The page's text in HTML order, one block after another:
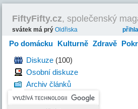
FiftyFifty.cz, společenský
svátek má prýOldřiska
Po domácku Kulturně Zdravě
HravěDiskuze (100)
Osobní diskuze
Archiv článků